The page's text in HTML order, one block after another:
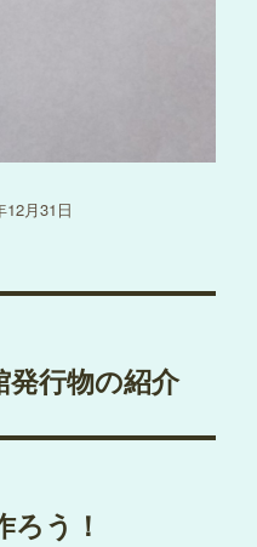
12月31日
行物の紹介
う！